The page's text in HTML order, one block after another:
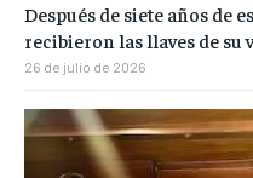
Después de siete años de
recibieron las llaves de su
26 de julio de 2026